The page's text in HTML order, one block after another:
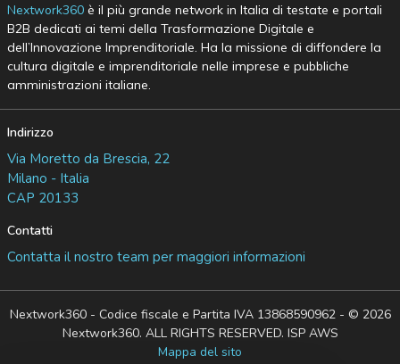
Nextwork360è il più grande network in Italia di testate e portali
B2B dedicati ai temi della Trasformazione Digitale e
dell’Innovazione Imprenditoriale. Ha la missione di diffondere la
cultura digitale e imprenditoriale nelle imprese e pubbliche
amministrazioni italiane.
Indirizzo
Via Moretto da Brescia, 22
Milano - Italia
CAP 20133
Contatti
Contatta il nostro team per maggiori informazioni
Nextwork360 - Codice fiscale e Partita IVA 13868590962 - © 2026
Nextwork360. ALL RIGHTS RESERVED. ISP AWS
Mappa del sito